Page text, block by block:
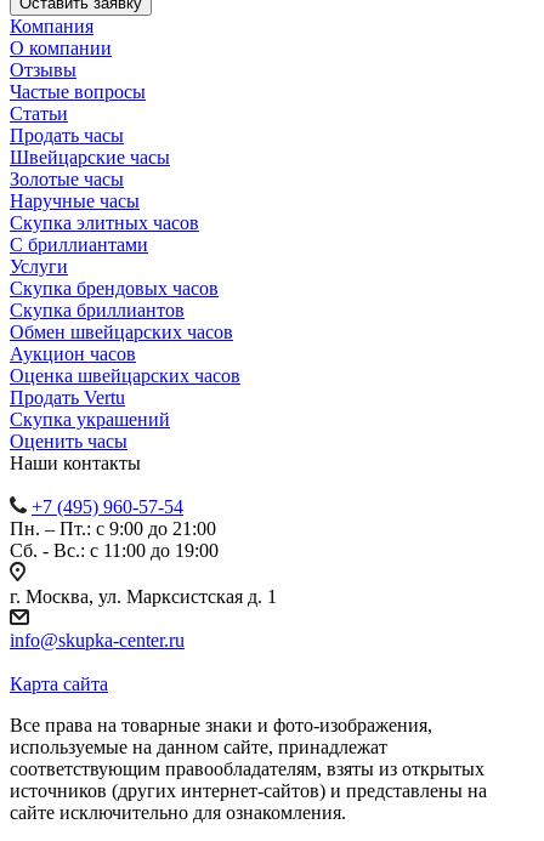
Компания
О компании
Отзывы
Частые вопросы
Статьи
Продать часы
Швейцарские часы
Золотые часы
Наручные часы
Скупка элитных часов
С бриллиантами
Услуги
Скупка брендовых часов
Скупка бриллиантов
Обмен швейцарских часов
Аукцион часов
Оценка швейцарских часов
Продать Vertu
Скупка украшений
Оценить часы
Наши контакты
+7 (495) 960-57-54
Пн. – Пт.: с 9:00 до 21:00
Сб. - Вс.: c 11:00 до 19:00
г. Москва, ул. Марксистская д. 1
info@skupka-center.ru
Карта сайта
Все права на товарные знаки и фото-изображения,
используемые на данном сайте, принадлежат
соответствующим правообладателям, взяты из открытых
источников (других интернет-сайтов) и представлены на
сайте исключительно для ознакомления.